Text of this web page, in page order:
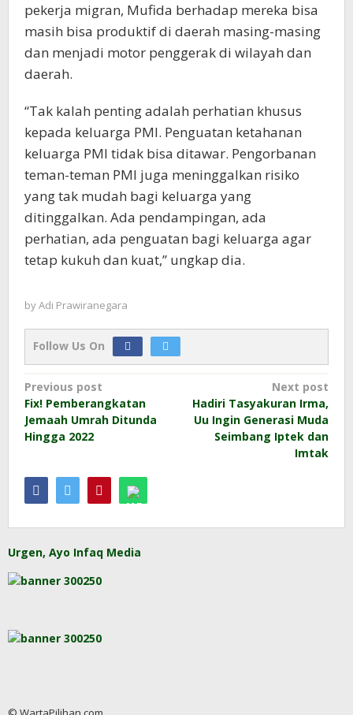
pekerja migran, Mufida berhadap mereka bisa
masih bisa produktif di daerah masing-masing
dan menjadi motor penggerak di wilayah dan
daerah.
“Tak kalah penting adalah perhatian khusus
kepada keluarga PMI. Penguatan ketahanan
keluarga PMI tidak bisa ditawar. Pengorbanan
teman-teman PMI juga meninggalkan risiko
yang tak mudah bagi keluarga yang
ditinggalkan. Ada pendampingan, ada
perhatian, ada penguatan bagi keluarga agar
tetap kukuh dan kuat,” ungkap dia.
byAdi Prawiranegara
Follow Us On
Post
navigation
Previous post
Fix! Pemberangkatan
Jemaah Umrah Ditunda
Hingga 2022
Next post
Hadiri Tasyakuran Irma,
Uu Ingin Generasi Muda
Seimbang Iptek dan
Imtak
Urgen, Ayo Infaq Media